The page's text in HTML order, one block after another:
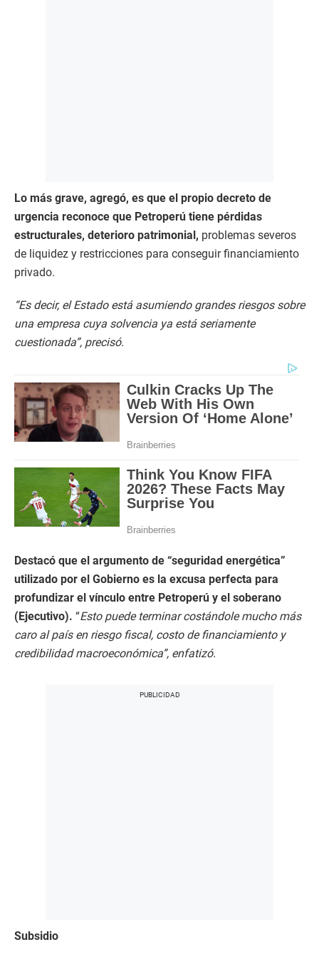
Lo más grave, agregó, es que el propio decreto de
urgencia reconoce que Petroperú tiene pérdidas
estructurales, deterioro patrimonial, problemas severos
de liquidez y restricciones para conseguir financiamiento
privado.
“Es decir, el Estado está asumiendo grandes riesgos sobre
una empresa cuya solvencia ya está seriamente
cuestionada”, precisó.
Destacó que el argumento de “seguridad energética”
utilizado por el Gobierno es la excusa perfecta para
profundizar el vínculo entre Petroperú y el soberano
(Ejecutivo). “Esto puede terminar costándole mucho más
caro al país en riesgo fiscal, costo de financiamiento y
credibilidad macroeconómica”, enfatizó.
Subsidio